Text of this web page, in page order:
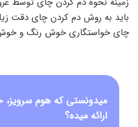
باید به روش دم کردن چای دقت
چای خواستگاری خوش‌ رنگ و
میدونستی که هوم
ارائه میده؟